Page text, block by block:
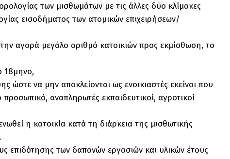
των μισθωμάτων με τις άλλες δύο κλίμακες
εισοδήματος των ατομικών επιχειρήσεων/
αγορά μεγάλο αριθμό κατοικιών προς εκμίσθωση, το
18μηνο,
ώστε να μην αποκλείονται ως ενοικιαστές εκείνοι που
αναπληρωτές εκπαιδευτικοί, αγροτικοί
η κατοικία κατά τη διάρκεια της μισθωτικής
επιδότησης των δαπανών εργασιών και υλικών έτους